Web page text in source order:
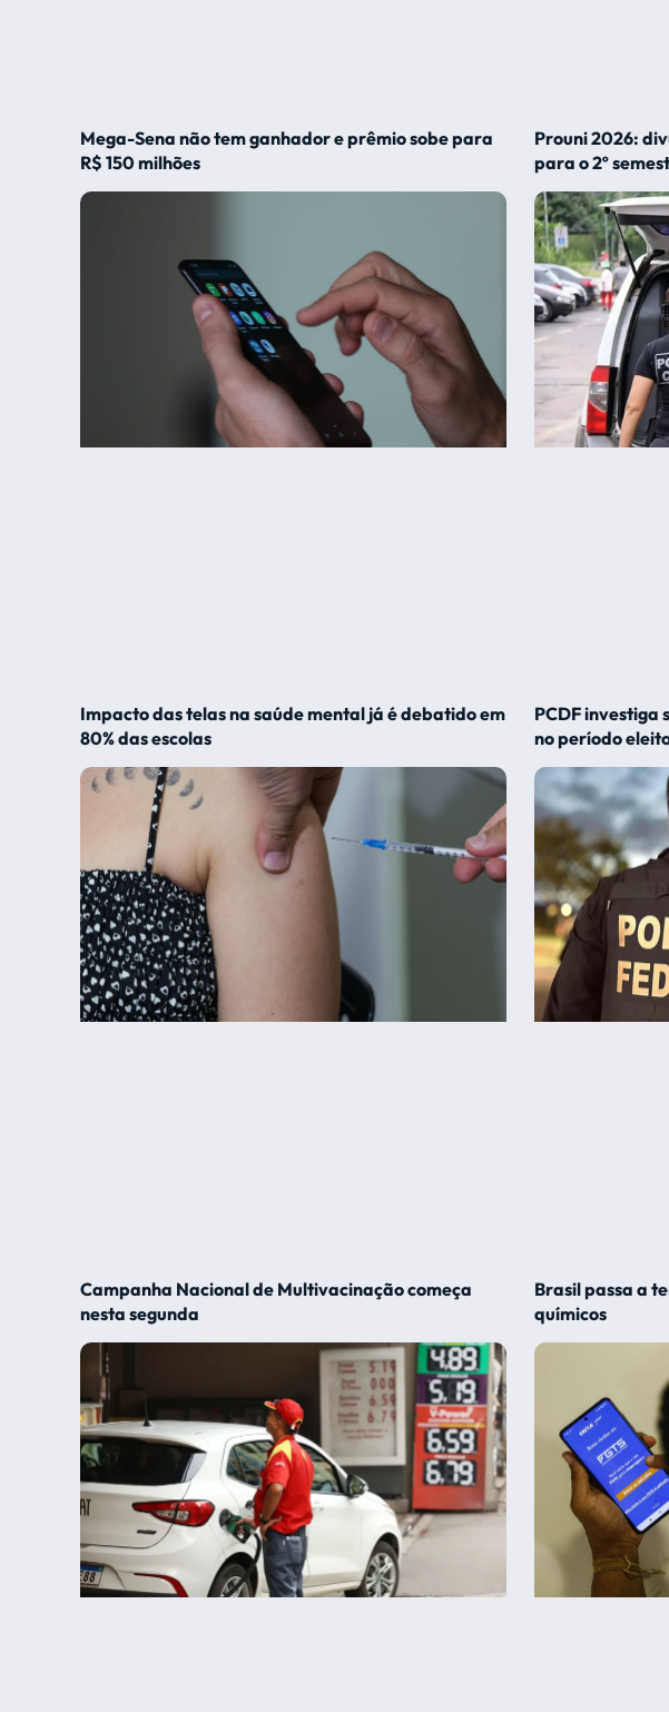
Mega-Sena não tem ganhador e prêmio sobe para
R$ 150 milhões
Prouni 2026:
para o 2º
Impacto das telas na saúde mental já é debatido em
80% das escolas
PCDF investiga
no período
Campanha Nacional de Multivacinação começa
nesta segunda
Brasil passa a
químicos